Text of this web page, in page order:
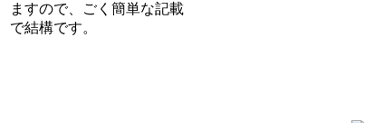
ますので、ごく簡単な記載
で結構です。